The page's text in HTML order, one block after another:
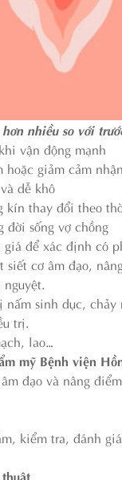
hơn nhiều so với
vận động mạnh
giảm cảm
dễ khô
kín thay đổi theo
đời sống vợ chồng
để xác định có
cơ âm đạo,
sinh dục,
trị.
lao…
mỹ Bệnh viện
đạo và nâng
kiểm tra, đánh